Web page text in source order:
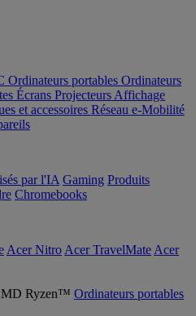
Ordinateurs portables Ordinateurs
Écrans Projecteurs Affichage
et accessoires Réseau e-Mobilité
par l'IA Gaming Produits
Chromebooks
Acer Nitro Acer TravelMate Acer
Ordinateurs portables